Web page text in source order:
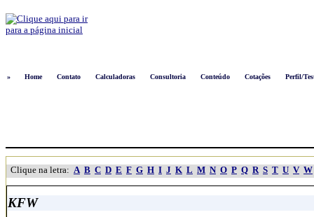
»
Home Contato Calculadoras Consultoria Conteúdo Cotações Perfil/
Clique na letra: A B C D E F G H I J K L M N O P Q R S T U V W
KFW